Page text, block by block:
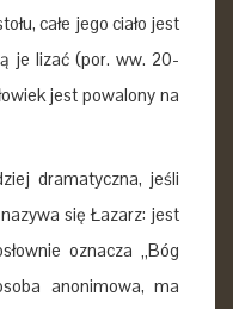
całe jego ciało jest
je lizać (por. ww. 20-
jest powalony na
dramatyczna, jeśli
się Łazarz: jest
oznacza „Bóg
anonimowa, ma